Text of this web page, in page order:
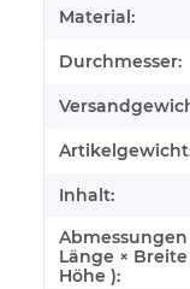
Material:
Durchmesser:
Inhalt:
Abmessungen
Länge × Breite
Höhe ):